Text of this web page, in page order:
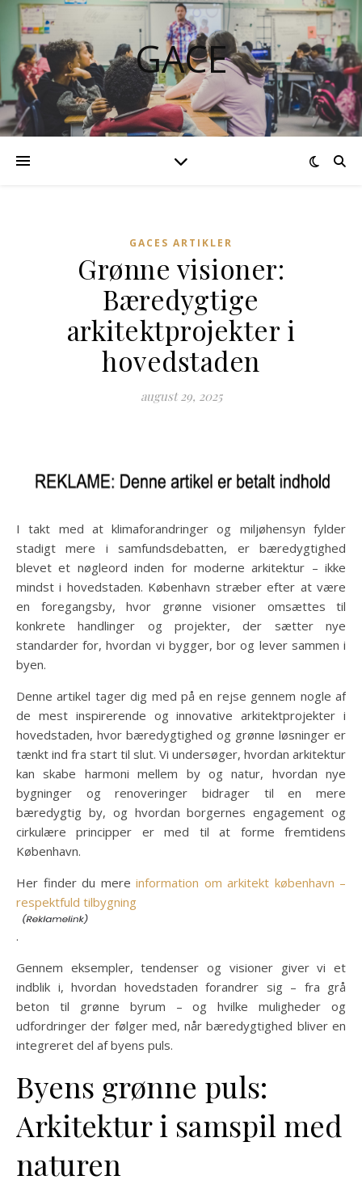
GACE
GACES ARTIKLER
Grønne visioner:
Bæredygtige
arkitektprojekter i
hovedstaden
august 29, 2025
I takt med at klimaforandringer og miljøhensyn fylder
stadigt mere i samfundsdebatten, er bæredygtighed
blevet et nøgleord inden for moderne arkitektur – ikke
mindst i hovedstaden. København stræber efter at være
en foregangsby, hvor grønne visioner omsættes til
konkrete handlinger og projekter, der sætter nye
standarder for, hvordan vi bygger, bor og lever sammen i
byen.
Denne artikel tager dig med på en rejse gennem nogle af
de mest inspirerende og innovative arkitektprojekter i
hovedstaden, hvor bæredygtighed og grønne løsninger er
tænkt ind fra start til slut. Vi undersøger, hvordan arkitektur
kan skabe harmoni mellem by og natur, hvordan nye
bygninger og renoveringer bidrager til en mere
bæredygtig by, og hvordan borgernes engagement og
cirkulære principper er med til at forme fremtidens
København.
Her finder du mere information om arkitekt københavn –
respektfuld tilbygning
.
Gennem eksempler, tendenser og visioner giver vi et
indblik i, hvordan hovedstaden forandrer sig – fra grå
beton til grønne byrum – og hvilke muligheder og
udfordringer der følger med, når bæredygtighed bliver en
integreret del af byens puls.
Byens grønne puls:
Arkitektur i samspil med
naturen